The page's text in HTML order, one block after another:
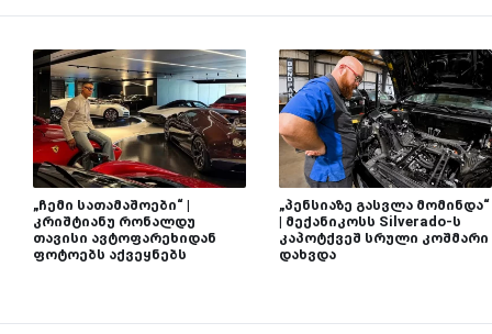
„ჩემი სათამაშოები“ |
კრიშტიანუ რონალდუ
თავისი ავტოფარეხიდან
ფოტოებს აქვეყნებს
„პენსიაზე გასვლა მომინდა“
| მექანიკოსს Silverado-ს
კაპოტქვეშ სრული კოშმარი
დახვდა